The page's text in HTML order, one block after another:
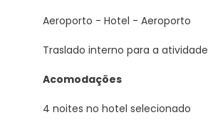
Aeroporto - Hotel - Aeroporto
Traslado interno para a atividade
Acomodações
4 noites no hotel selecionado